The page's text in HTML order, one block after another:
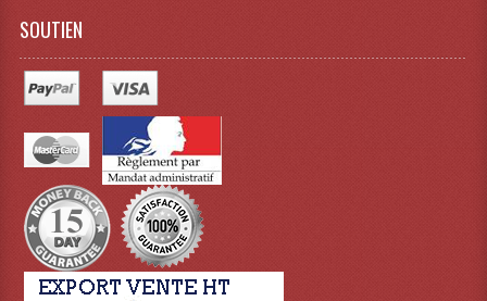
Flight Malettes Consoles T. Mixages
Flight-Case CDs Et Disques Vinyls
Flight-Case Pour Contrôleur DJ
Flight-Case Pour La Lumière
Malle Flight Multi-Usage
Meubles DJ
SOUTIEN